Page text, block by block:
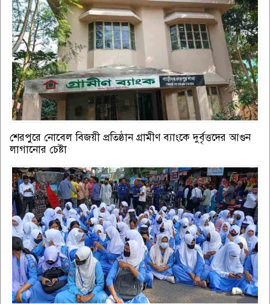
শেরপুরে নোবেল বিজয়ী প্রতিষ্ঠান গ্রামীণ ব্যাংকে দুর্বৃত্তদের আগুন
লাগানোর চেষ্টা